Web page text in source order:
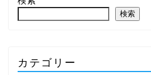
検索
カテゴリー